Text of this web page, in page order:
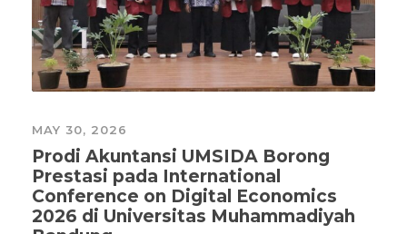
MAY 30, 2026
Prodi Akuntansi UMSIDA Borong
Prestasi pada International
Conference on Digital Economics
2026 di Universitas Muhammadiyah